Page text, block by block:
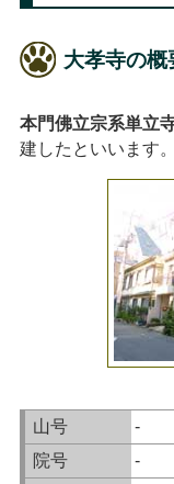
大孝寺の概
本門佛立宗系単立
建したといいます。
山号
-
院号
-